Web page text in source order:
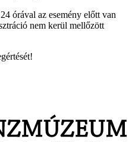
órával az esemény előtt van
nem kerül mellőzött